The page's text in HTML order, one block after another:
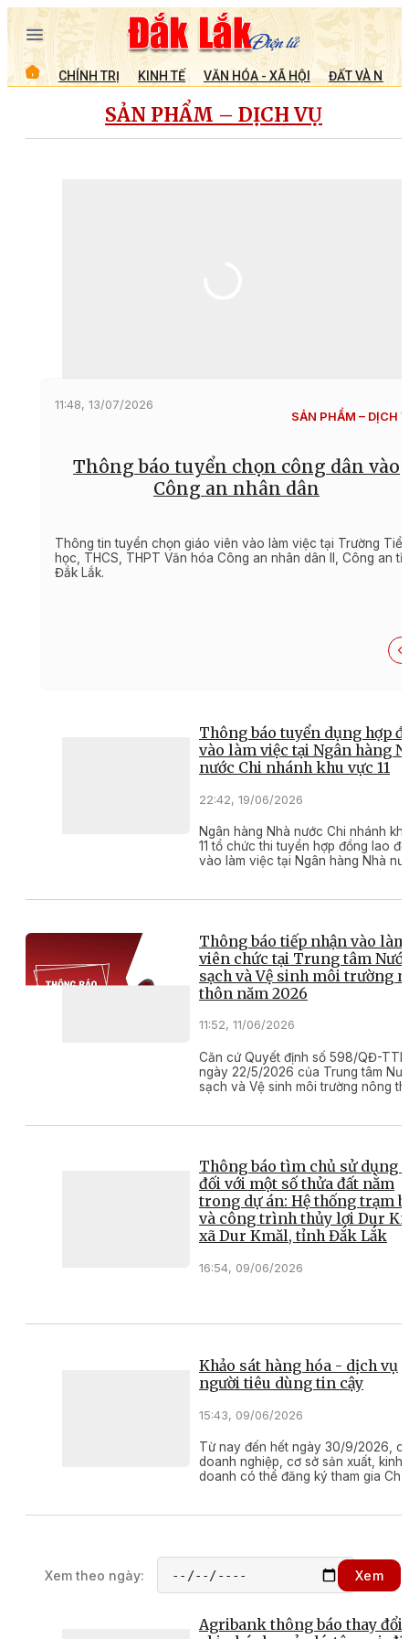
CHÍNH TRỊ KINH TẾ VĂN HÓA - XÃ HỘI ĐẤT VÀ
SẢN PHẨM – DỊCH VỤ
11:48, 13/07/2026
SẢN PHẨM – DỊCH
Thông báo tuyển chọn công dân vào
Công an nhân dân
Thông tin tuyển chọn giáo viên vào làm việc tại Trường Tiểu
học, THCS, THPT Văn hóa Công an nhân dân II, Công an
Đắk Lắk.
Thông báo tuyển dụng hợp
vào làm việc tại Ngân hàng
nước Chi nhánh khu vực 11
22:42, 19/06/2026
Ngân hàng Nhà nước Chi nhánh
11 tổ chức thi tuyển hợp đồng lao
vào làm việc tại Ngân hàng Nhà
​​​​​​​Thông báo tiếp nhận vào làm
viên chức tại Trung tâm
sạch và Vệ sinh môi trường
thôn năm 2026
11:52, 11/06/2026
Căn cứ Quyết định số 598/QĐ-TTN
ngày 22/5/2026 của Trung tâm
sạch và Vệ sinh môi trường nông
Nước sạch và Vệ sinh môi trường
trường tỉnh Đắk Lắk thông báo kế
tiếp nhận vào làm viên chức năm
cụ thể như sau:
Thông báo tìm chủ sử dụng
đối với một số thửa đất nằm
trong dự án: Hệ thống trạm
và công trình thủy lợi Dur
xã Dur Kmăl, tỉnh Đắk Lắk
16:54, 09/06/2026
Khảo sát hàng hóa - dịch vụ
người tiêu dùng tin cậy
15:43, 09/06/2026
Từ nay đến hết ngày 30/9/2026,
doanh nghiệp, cơ sở sản xuất, kinh
doanh có thể đăng ký tham gia
năm 2026"
Xem theo ngày: Xem
Agribank thông báo thay đổi